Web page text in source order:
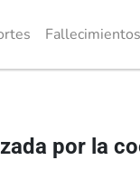
Fallecimientos
por la